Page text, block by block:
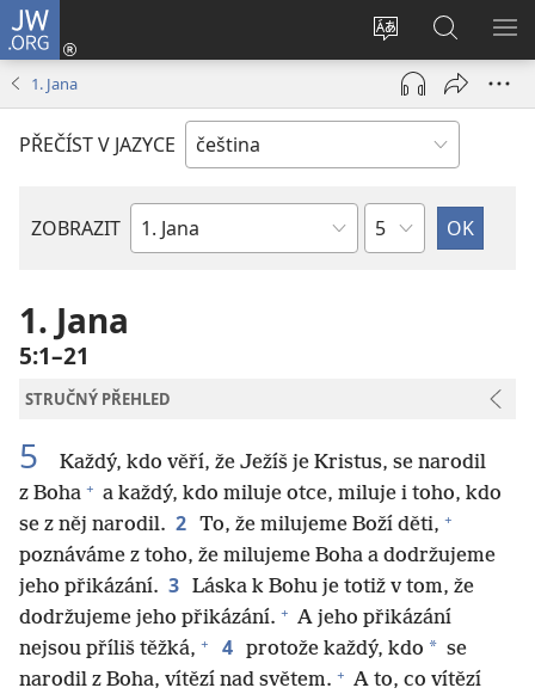
JW.ORG
Změnit
jazyk
stránek
Přihlásit
se
(otevřeno
okno)
Hledat
na
JW.ORG
1. Jana
PŘEČÍST V JAZYCE
ZOBRAZIT
Biblická
Kapitola
1. Jana
5:1–21
STRUČNÝ PŘEHLED
5
Každý, kdo věří, že Ježíš je Kristus, se narodil
z Boha + a každý, kdo miluje otce, miluje i toho, kdo
se z něj narodil. 2 To, že milujeme Boží děti, +
poznáváme z toho, že milujeme Boha a dodržujeme
jeho přikázání. 3 Láska k Bohu je totiž v tom, že
dodržujeme jeho přikázání. + A jeho přikázání
nejsou příliš těžká, + 4 protože každý, kdo * se
narodil z Boha, vítězí nad světem. + A to, co vítězí